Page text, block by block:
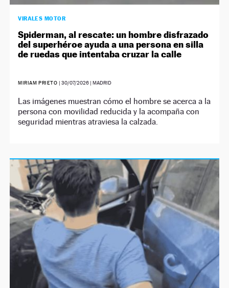
VIRALES MOTOR
Spiderman, al rescate: un hombre disfrazado
del superhéroe ayuda a una persona en silla
de ruedas que intentaba cruzar la calle
MIRIAM PRIETO | 30/07/2026| MADRID
Las imágenes muestran cómo el hombre se acerca a la
persona con movilidad reducida y la acompaña con
seguridad mientras atraviesa la calzada.